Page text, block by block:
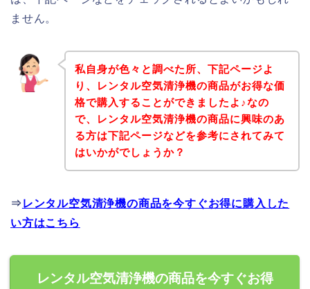
ません。
私自身が色々と調べた所、下記ページよ
り、レンタル空気清浄機の商品がお得な価
格で購入することができましたよ♪なの
で、レンタル空気清浄機の商品に興味のあ
る方は下記ページなどを参考にされてみて
はいかがでしょうか？
⇒ レンタル空気清浄機の商品を今すぐお得に購入した
い方はこちら
レンタル空気清浄機の商品を今すぐお得